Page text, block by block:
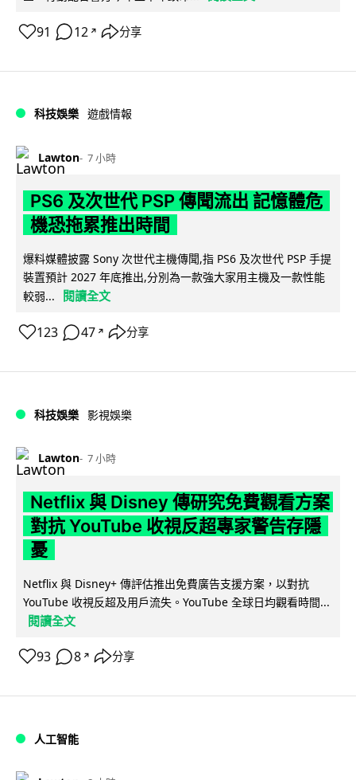
91 12 ↗ 分享
科技娛樂 遊戲情報
Lawton 7 小時
PS6 及次世代 PSP 傳聞流出 記憶體危
機恐拖累推出時間
爆料媒體披露 Sony 次世代主機傳聞,指 PS6 及次世代 PSP 手提
裝置預計 2027 年底推出,分別為一款強大家用主機及一款性能
較弱...
閱讀全文
123 47 ↗ 分享
科技娛樂 影視娛樂
Lawton 7 小時
Netflix 與 Disney 傳研究免費觀看方案
對抗 YouTube 收視反超專家警告存隱
憂
Netflix 與 Disney+ 傳評估推出免費廣告支援方案，以對抗
YouTube 收視反超及用戶流失。YouTube 全球日均觀看時間...
閱讀全文
93 8 ↗ 分享
人工智能